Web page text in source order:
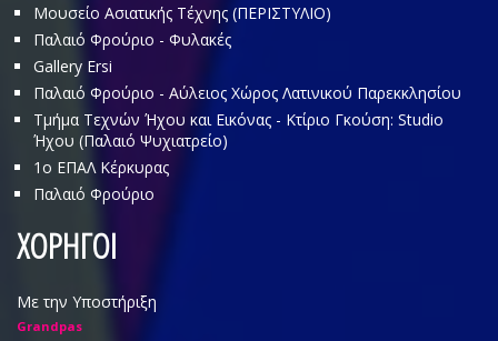
Μουσείο Ασιατικής Τέχνης (ΠΕΡΙΣΤΥΛΙΟ)
Παλαιό Φρούριο - Φυλακές
Gallery Ersi
Παλαιό Φρούριο - Αύλειος Χώρος Λατινικού Παρεκκλησίου
Τμήμα Τεχνών Ήχου και Εικόνας - Κτίριο Γκούση: Studio
Ήχου (Παλαιό Ψυχιατρείο)
1o ΕΠΑΛ Κέρκυρας
Παλαιό Φρούριο
ΧΟΡΗΓΟΙ
Με την Υποστήριξη
Grandpas